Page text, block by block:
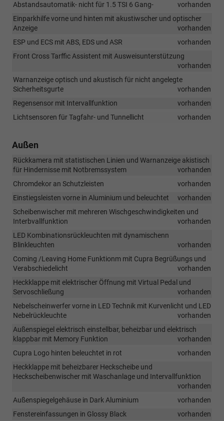
Abstandsautomatik- nicht für 1.5 TSI 6 Gang-
vorhanden
Einparkhilfe vorne und hinten mit akustiwscher und optischer
Anzeige
vorhanden
ESP und ECS mit ABS, EDS und ASR
vorhanden
Front Cross Tarffic Assistent mit Ausweisunterstützung
vorhanden
Warnanzeige optisch und akustisch für nicht angelegte
Sicherheitsgurte
vorhanden
Regensensor mit Intervallfunktion
vorhanden
Lichtsensoren für Tagfahr- und Tunnellicht
vorhanden
Außen
Rückkamera mit statistischen Linien und Warnanzeige akistisch
für Hindernisse mit Notbremssystem
vorhanden
Chromdekor an Schutzleisten
vorhanden
Einstiegsleisten vorne in Aluminium und beleuchtet
vorhanden
Scheibenwischer mit mehreren Wischgeschwindigkeiten und
Interbvallfunktion
vorhanden
LED Kombinationsrückleuchten mit dynamischenn
Blinkleuchten
vorhanden
Coming /Leaving Home Funktionm mit Cupra Begrüßungs und
Verabschiedelicht
vorhanden
Heckklappe mit elektrischer Öffnung mit Virtual Pedal und
Servoschließung
vorhanden
Nebelscheinwerfer vorne in LED Technik mit Kurvenlicht und LED
Nebelrückleuchte
vorhanden
Außenspiegel elektrisch einstellbar, beheizbar und elektrisch
klappbar mit Memory Funktion
vorhanden
Cupra Logo hinten beleuchtet in rot
vorhanden
Heckklappe mit beheizbarer Heckscheibe und
Heckscheibenwischer mit Waschanlage und Intervallfunktion
vorhanden
Außenspiegelgehäuse in Dark Aluminium
vorhanden
Fenstereinfassungen in Glossy Black
vorhanden